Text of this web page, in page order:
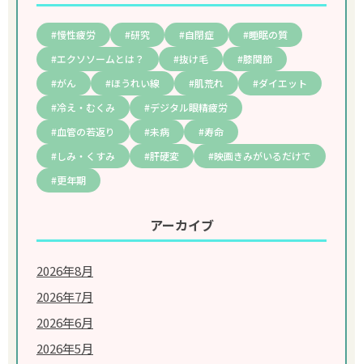
慢性疲労 研究 自閉症
睡眠の質
エクソソームとは？
抜け毛
膝関節
がん
ほうれい線 肌荒れ
ダイエット
冷え・むくみ
デジタル眼精疲労
血管の若返り
未病
寿命
しみ・くすみ
肝硬変
映画きみがいるだけで
更年期
アーカイブ
2026年8月
2026年7月
2026年6月
2026年5月